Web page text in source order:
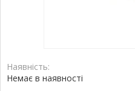
Наявність:
Немає в наявності